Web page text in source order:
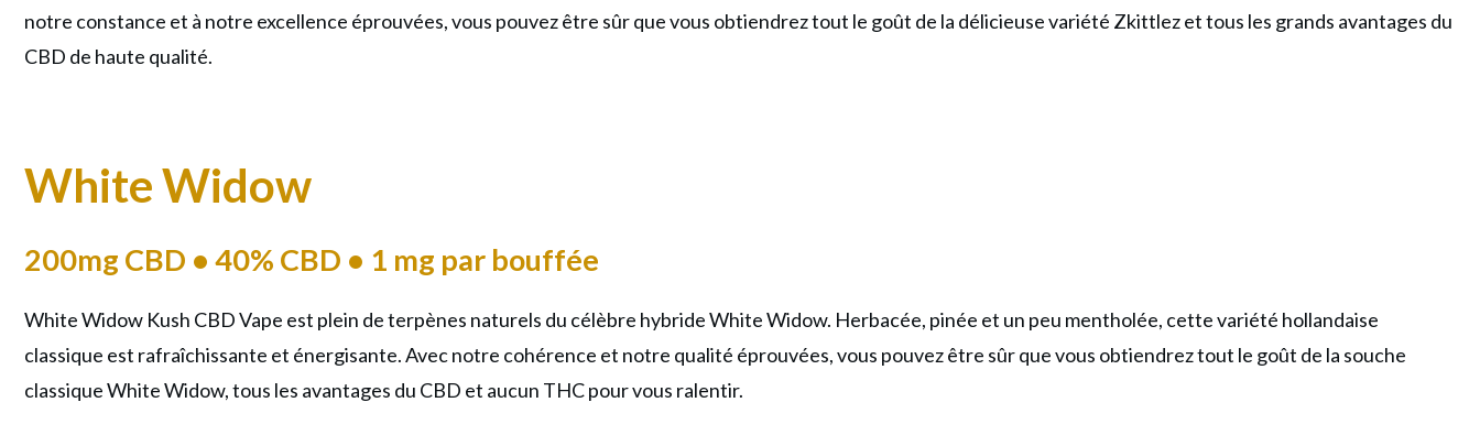
notre constance et à notre excellence éprouvées, vous pouvez être sûr que vous obtiendrez tout le goût de la délicieuse variété Zkittlez et tous les grands avantages du
CBD de haute qualité.
White Widow
200mg CBD • 40% CBD • 1 mg par bouffée
White Widow Kush CBD Vape est plein de terpènes naturels du célèbre hybride White Widow. Herbacée, pinée et un peu mentholée, cette variété hollandaise
classique est rafraîchissante et énergisante. Avec notre cohérence et notre qualité éprouvées, vous pouvez être sûr que vous obtiendrez tout le goût de la souche
classique White Widow, tous les avantages du CBD et aucun THC pour vous ralentir.